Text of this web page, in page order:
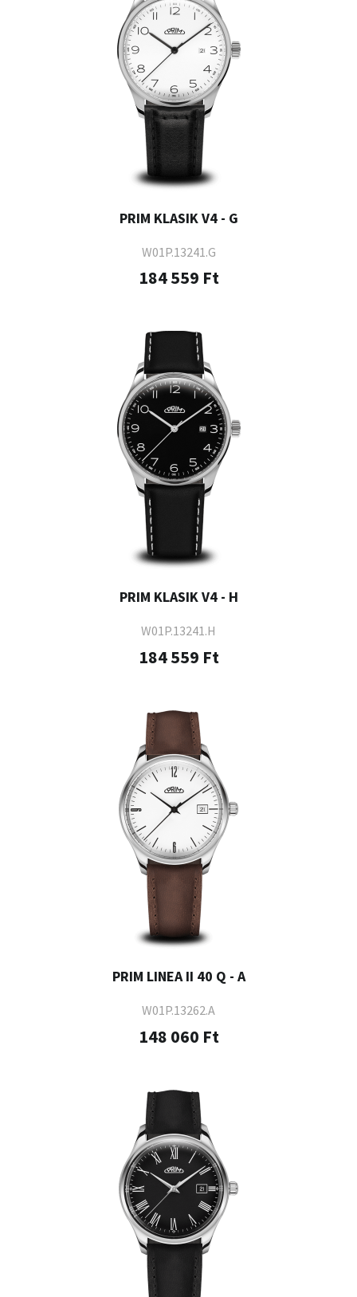
PRIM KLASIK V4 - G
W01P.13241.G
184 559 Ft
PRIM KLASIK V4 - H
W01P.13241.H
184 559 Ft
PRIM LINEA II 40 Q - A
W01P.13262.A
148 060 Ft